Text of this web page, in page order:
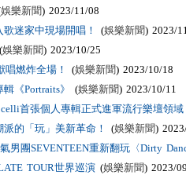
娛樂新聞) 2023/11/08
迷家中現場開唱！
(娛樂新聞) 2023/
(娛樂新聞) 2023/10/25
燃炸全場！
(娛樂新聞) 2023/10/18
《Portraits》
(娛樂新聞) 2023/10/11
首張個人專輯正式進軍流行樂壇領域
的「玩」美新革命！
(娛樂新聞)
團SEVENTEEN重新翻玩〈Dirty
TOUR世界巡演 (娛樂新聞) 2023/